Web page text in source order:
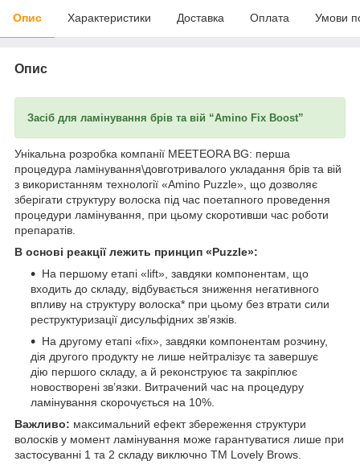
Опис Характеристики Доставка Оплата Умови
Опис
Засіб для ламінування брів та вій “Amino Fix Boost”
Унікальна розробка компанії MEETEORA BG: перша
процедура ламінування\довготривалого укладання брів та вій
з використанням технології «Amino Puzzle», що дозволяє
зберігати структуру волоска під час поетапного проведення
процедури ламінування, при цьому скоротивши час роботи
препаратів.
В основі реакції лежить принцип «Puzzle»:
На першому етапі «lift», завдяки компонентам, що
входить до складу, відбувається зниження негативного
впливу на структуру волоска* при цьому без втрати сили
реструктуризації дисульфідних зв’язків.
На другому етапі «fix», завдяки компонентам розчину,
дія другого продукту не лише нейтралізує та завершує
дію першого складу, а й реконструює та закріплює
новостворені зв’язки. Витрачений час на процедуру
ламінування скорочується на 10%.
Важливо: максимальний ефект збереження структури
волосків у момент ламінування може гарантуватися лише при
застосуванні 1 та 2 складу виключно ТМ Lovely Brows.